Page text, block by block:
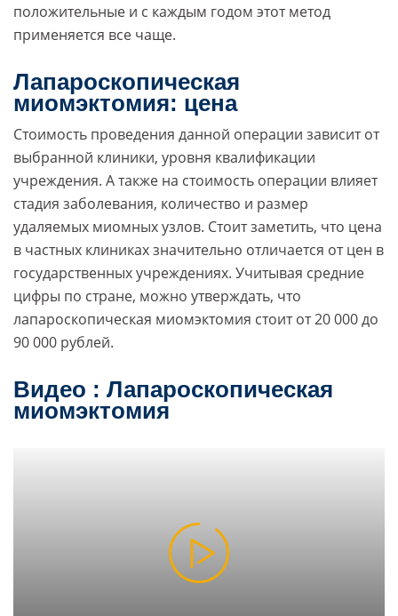
положительные и с каждым годом этот метод
применяется все чаще.
Лапароскопическая
миомэктомия: цена
Стоимость проведения данной операции зависит от
выбранной клиники, уровня квалификации
учреждения. А также на стоимость операции влияет
стадия заболевания, количество и размер
удаляемых миомных узлов. Стоит заметить, что цена
в частных клиниках значительно отличается от цен в
государственных учреждениях. Учитывая средние
цифры по стране, можно утверждать, что
лапароскопическая миомэктомия стоит от 20 000 до
90 000 рублей.
Видео : Лапароскопическая
миомэктомия